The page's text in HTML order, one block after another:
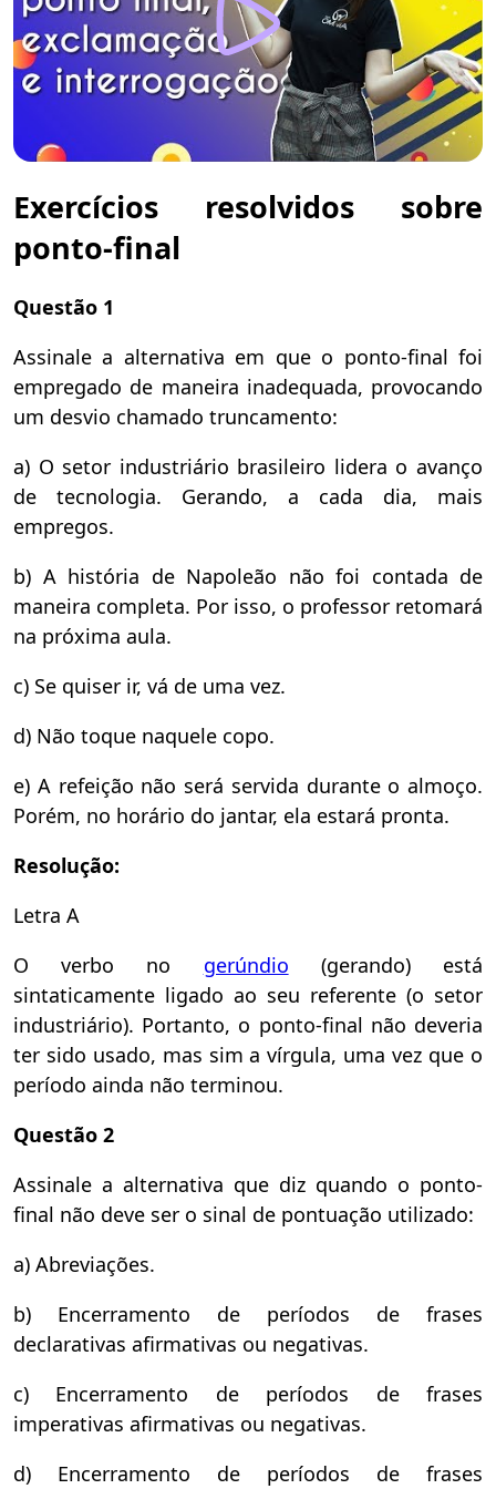
Exercícios resolvidos sobre
ponto-final
Questão 1
Assinale a alternativa em que o ponto-final foi
empregado de maneira inadequada, provocando
um desvio chamado truncamento:
a) O setor industriário brasileiro lidera o avanço
de tecnologia. Gerando, a cada dia, mais
empregos.
b) A história de Napoleão não foi contada de
maneira completa. Por isso, o professor retomará
na próxima aula.
c) Se quiser ir, vá de uma vez.
d) Não toque naquele copo.
e) A refeição não será servida durante o almoço.
Porém, no horário do jantar, ela estará pronta.
Resolução:
Letra A
O verbo no gerúndio (gerando) está
sintaticamente ligado ao seu referente (o setor
industriário). Portanto, o ponto-final não deveria
ter sido usado, mas sim a vírgula, uma vez que o
período ainda não terminou.
Questão 2
Assinale a alternativa que diz quando o ponto-
final não deve ser o sinal de pontuação utilizado:
a) Abreviações.
b) Encerramento de períodos de frases
declarativas afirmativas ou negativas.
c) Encerramento de períodos de frases
imperativas afirmativas ou negativas.
d) Encerramento de períodos de frases